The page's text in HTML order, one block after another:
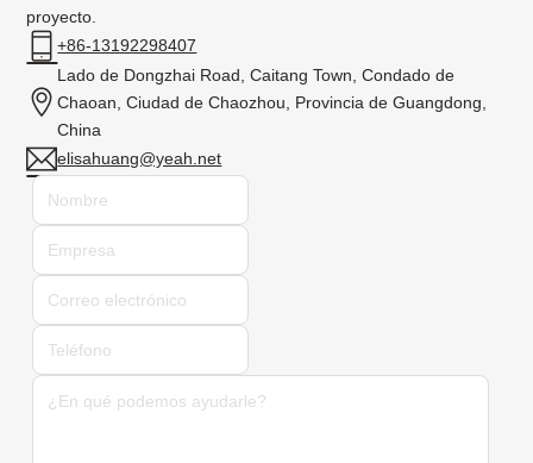
proyecto.
+86-13192298407
Lado de Dongzhai Road, Caitang Town, Condado de
Chaoan, Ciudad de Chaozhou, Provincia de Guangdong,
China
elisahuang@yeah.net